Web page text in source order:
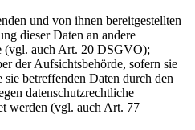
und von ihnen bereitgestellten
dieser Daten an andere
(vgl. auch Art. 20 DSGVO);
der Aufsichtsbehörde, sofern sie
sie betreffenden Daten durch den
datenschutzrechtliche
werden (vgl. auch Art. 77